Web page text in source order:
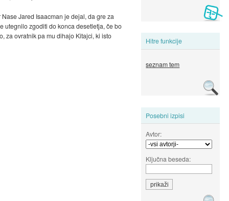
Hitre funkcije
seznam tem
Posebni izpisi
Avtor:
Ključna beseda:
Jared Isaacman je dejal, da gre za
utegnilo zgoditi do konca desetletja, če bo
za ovratnik pa mu dihajo Kitajci, ki isto